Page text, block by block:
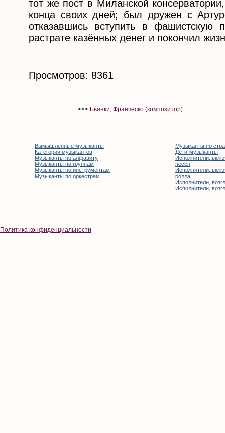
тот же пост в Миланской
конца своих дней; был дружен с
отказавшись вступить в
растрате казённых денег и покончил
Просмотров: 8361
<<< Бьянки, Франческо (композитор)
Вымышленные музыканты
Категории музыкантов
Музыканты по алфавиту
Музыканты по группам
Музыканты по инструментам
Музыканты по оркестрам
Музыканты по
Дети-музыканты
Исполнители,
песен
Исполнители,
ролла
Исполнители,
Исполнители,
Политика конфиденциальности